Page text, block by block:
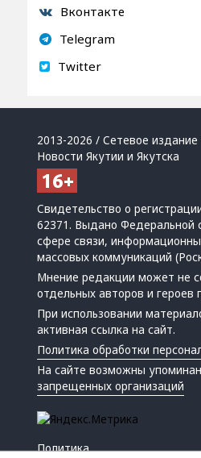
Вконтакте
Telegram
Twitter
2013-2026 / Сетевое
Новости Якутии и Якутска
Свидетельство о
62371. Выдано Федеральной
сфере связи,
массовых коммуникаций
Мнение редакции может не
отдельных авторов и героев
При использовании
активная ссылка на сайт.
Политика обработки
На сайте возможны
запрещенных организаций
Политика